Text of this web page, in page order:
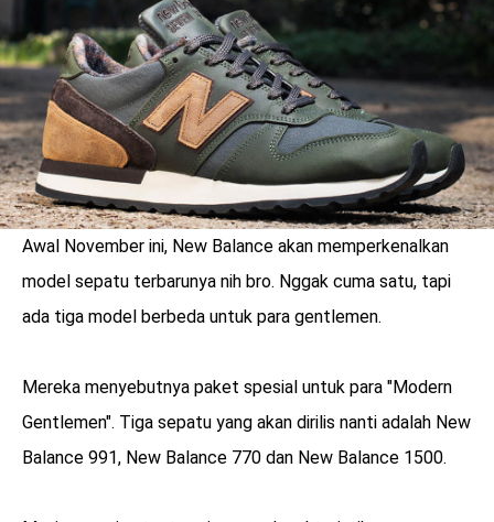
benefit
menarik
LOGIN
Awal November ini, New Balance akan memperkenalkan
model sepatu terbarunya nih bro. Nggak cuma satu, tapi
ada tiga model berbeda untuk para gentlemen.
Mereka menyebutnya paket spesial untuk para "Modern
Gentlemen". Tiga sepatu yang akan dirilis nanti adalah New
Balance 991, New Balance 770 dan New Balance 1500.